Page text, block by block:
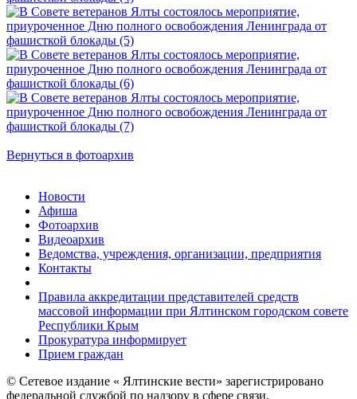
Вернуться в фотоархив
Новости
Афиша
Фотоархив
Видеоархив
Ведомства, учреждения, организации, предприятия
Контакты
Правила аккредитации представителей средств
массовой информации при Ялтинском городском совете
Республики Крым
Прокуратура информирует
Прием граждан
© Сетевое издание « Ялтинские вести» зарегистрировано
федеральной службой по надзору в сфере связи,